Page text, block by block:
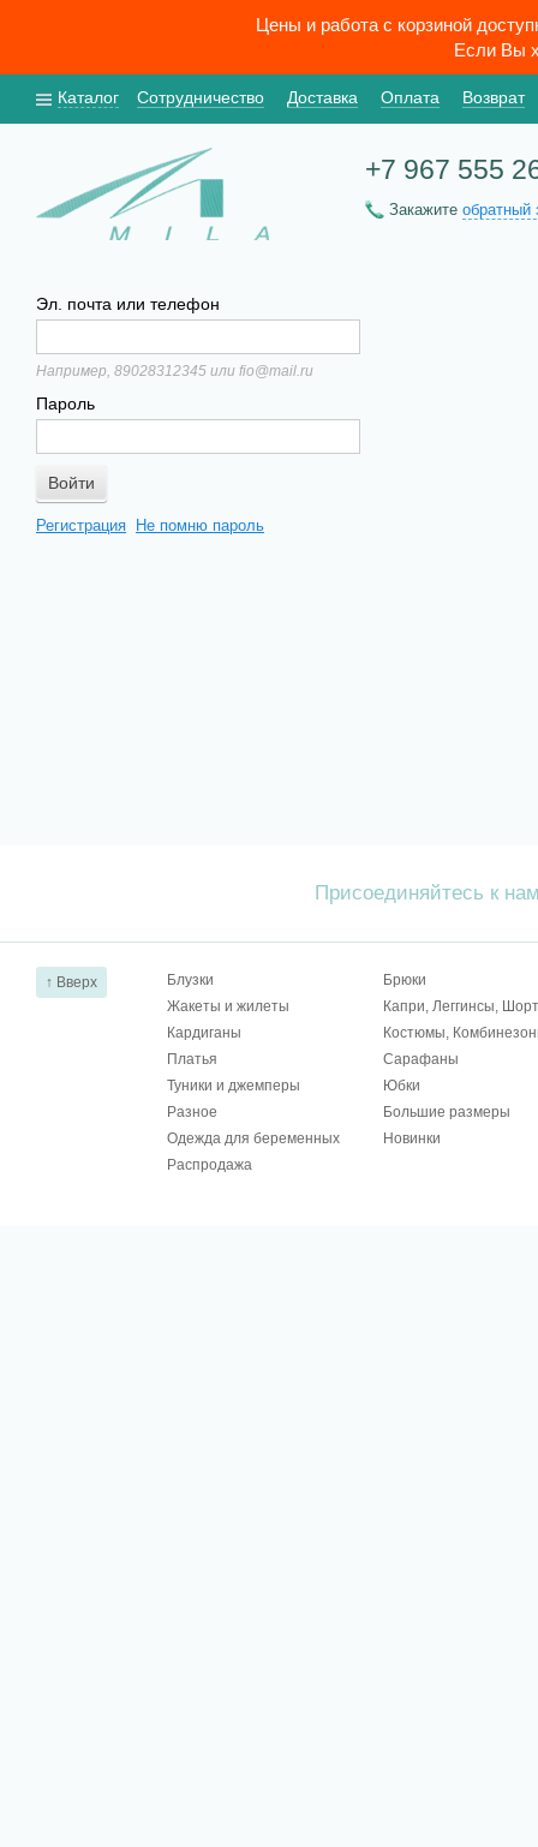
Цены и работа с корзиной
Если Вы
Каталог Сотрудничество Доставка Оплата Возврат
+7 967 555
Закажите обратный
Эл. почта или телефон
Например, 89028312345 или fio@mail.ru
Пароль
Регистрация Не помню пароль
Присоединяйтесь к
↑ Вверх Блузки
Брюки
Жакеты и жилеты
Капри, Леггинсы,
Кардиганы
Костюмы,
Платья
Сарафаны
Туники и джемперы
Юбки
Разное
Большие размеры
Одежда для беременных
Новинки
Распродажа